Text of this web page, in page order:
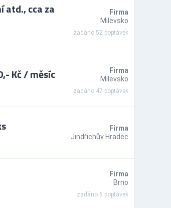
atd., cca za
Firma
Milevsko
zadáno 52 poptávek
Kč / měsíc
Firma
Milevsko
zadáno 47 poptávek
Firma
Jindřichův Hradec
Firma
Brno
zadáno 6 poptávek